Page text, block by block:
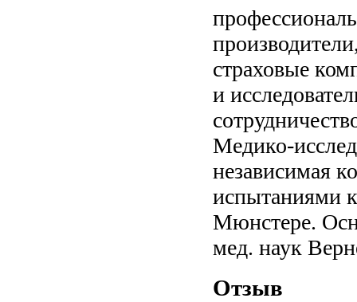
страховые
и
Медико-
независимая
испытаниями
Мюнстере.
мед. наук
Отзыв